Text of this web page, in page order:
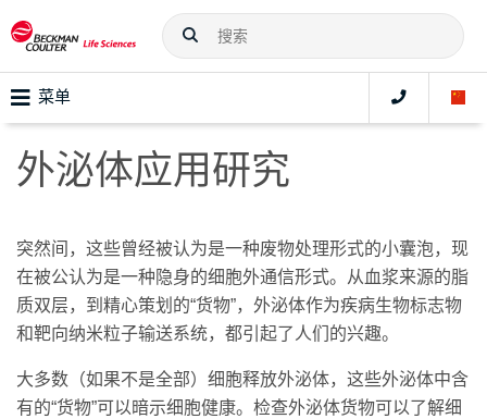
菜单
外泌体应用研究
突然间，这些曾经被认为是一种废物处理形式的小囊泡，现
在被公认为是一种隐身的细胞外通信形式。从血浆来源的脂
质双层，到精心策划的“货物”，外泌体作为疾病生物标志物
和靶向纳米粒子输送系统，都引起了人们的兴趣。
大多数（如果不是全部）细胞释放外泌体，这些外泌体中含
有的“货物”可以暗示细胞健康。检查外泌体货物可以了解细